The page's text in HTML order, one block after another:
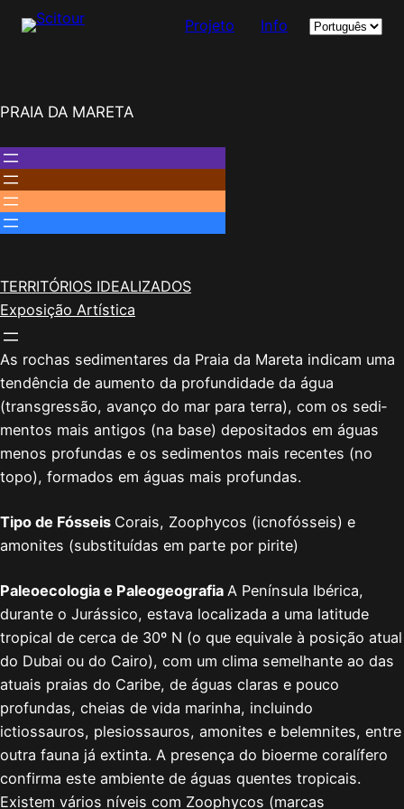
Saltar
o
conteúdo
Projeto Info
Escolha
PRAIA DA MARETA
TERRITÓRIOS IDEALIZADOS
Exposição Artística
As rochas sedimentares da Praia da Mareta indicam uma
tendência de aumento da profundidade da água
(transgressão, avanço do mar para terra), com os sedi­
mentos mais antigos (na base) depositados em águas
menos profundas e os sedimentos mais recentes (no
topo), formados em águas mais profundas.
Tipo de Fósseis Corais, Zoophycos (icnofósseis) e
amonites (substituídas em parte por pirite)
Paleoecologia e Paleogeografia A Península Ibérica,
durante o Jurássico, estava localizada a uma latitude
tropical de cerca de 30º N (o que equivale à posição atual
do Dubai ou do Cairo), com um clima semelhante ao das
atuais praias do Caribe, de águas claras e pouco
profundas, cheias de vida marinha, incluindo
ictiossauros, plesiossauros, amonites e belemnites, entre
outra fauna já extinta. A presença do bioerme coralífero
confirma este ambiente de águas quentes tropicais.
Existem vários níveis com Zoophycos (marcas